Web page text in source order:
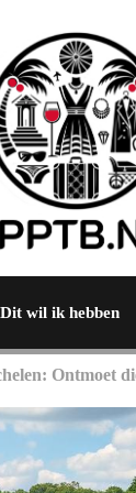
Dit wil ik hebben
Ontmoet